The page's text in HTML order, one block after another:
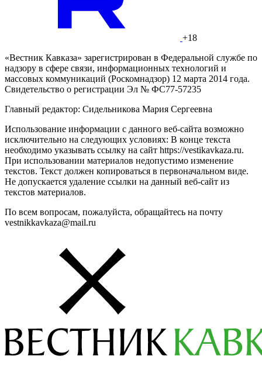
+18
«Вестник Кавказа» зарегистрирован в Федеральной службе по
надзору в сфере связи, информационных технологий и
массовых коммуникаций (Роскомнадзор) 12 марта 2014 года.
Свидетельство о регистрации Эл № ФС77-57235
Главный редактор: Сидельникова Мария Сергеевна
Использование информации с данного веб-сайта возможно
исключительно на следующих условиях: В конце текста
необходимо указывать ссылку на сайт https://vestikavkaza.ru.
При использовании материалов недопустимо изменение
текстов. Текст должен копироваться в первоначальном виде.
Не допускается удаление ссылки на данный веб-сайт из
текстов материалов.
По всем вопросам, пожалуйста, обращайтесь на почту
vestnikkavkaza@mail.ru